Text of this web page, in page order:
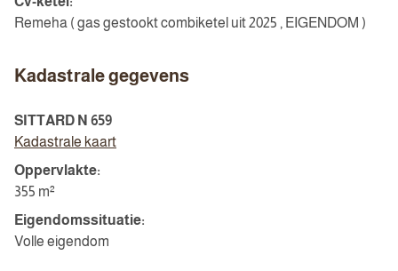
Remeha ( gas gestookt combiketel uit 2025 , EIGENDOM )
Kadastrale gegevens
SITTARD N 659
Kadastrale kaart
Oppervlakte:
355 m²
Eigendomssituatie:
Volle eigendom